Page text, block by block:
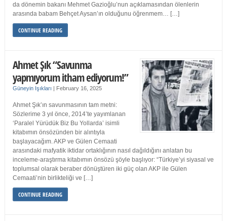
da dönemin bakanı Mehmet Gazioğlu’nun açıklamasından ölenlerin
arasında babam Behçet Aysan’ın olduğunu öğrenmem… […]
CONTINUE READING
Ahmet Şık “Savunma
yapmıyorum itham ediyorum!”
Güneyin Işıkları | February 16, 2025
Ahmet Şık’ın savunmasının tam metni:
Sözlerime 3 yıl önce, 2014’te yayımlanan
‘Paralel Yürüdük Biz Bu Yollarda’ isimli
kitabımın önsözünden bir alıntıyla
başlayacağım. AKP ve Gülen Cemaati
arasındaki mafyatik iktidar ortaklığının nasıl dağıldığını anlatan bu
inceleme-araştırma kitabımın önsözü şöyle başlıyor: “Türkiye’yi siyasal ve
toplumsal olarak beraber dönüştüren iki güç olan AKP ile Gülen
Cemaati’nin birlikteliği ve […]
CONTINUE READING